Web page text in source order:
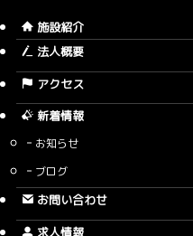
施設紹介
法人概要
アクセス
新着情報
お知らせ
ブログ
お問い合わせ
求人情報